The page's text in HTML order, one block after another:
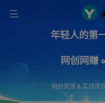
年轻人的第
网创网赚
网创资源 & 实战项